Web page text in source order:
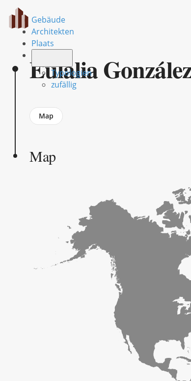
Gebäude
Architekten
Plaats
Typologien
zufällig
Eulalia
Jump
to
Map
Map